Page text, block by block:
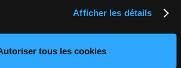
Afficher les détails
tous les cookies